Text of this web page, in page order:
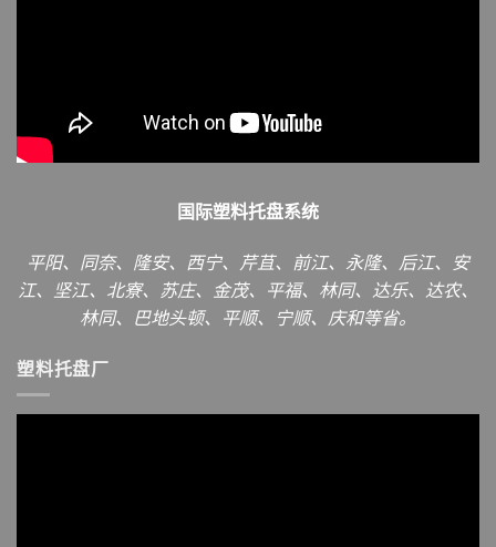
国际塑料托盘系统
平阳、同奈、隆安、西宁、芹苴、前江、永隆、后江、安
江、坚江、北寮、苏庄、金茂、平福、林同、达乐、达农、
林同、巴地头顿、平顺、宁顺、庆和等省。
塑料托盘厂